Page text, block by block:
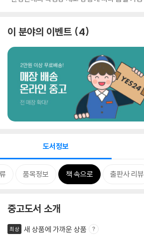
이 분야의 이벤트 4
도서정보
품목정보 책 속으로 출판사 리뷰
중고도서 소개
최상
새 상품에 가까운 상품